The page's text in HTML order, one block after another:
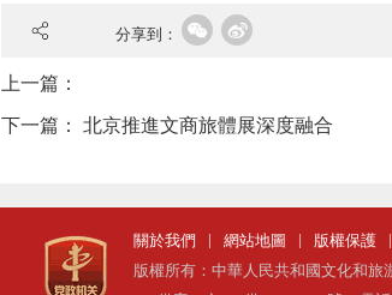
分享到：
上一篇：
下一篇： 北京推進文商旅體展深度融合